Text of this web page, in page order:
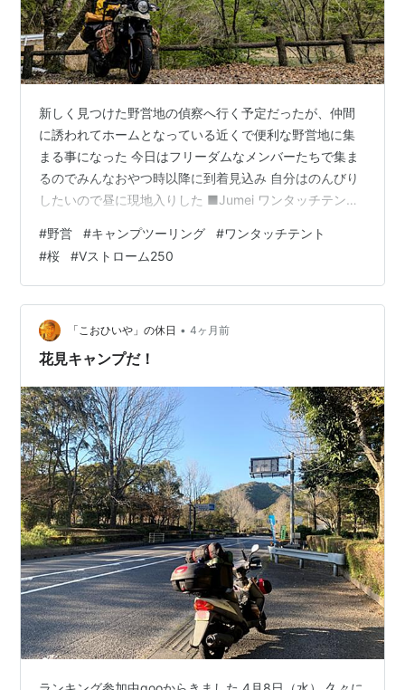
新しく見つけた野営地の偵察へ行く予定だったが、仲間
に誘われてホームとなっている近くで便利な野営地に集
まる事になった 今日はフリーダムなメンバーたちで集ま
るのでみんなおやつ時以降に到着見込み 自分はのんびり
したいので昼に現地入りした ■Jumei ワンタッチテント
パクトに荷物をまとめ、爽やかな色とデザインが気に入
って新しく入手したワンタッチテントを試し張り Jumei
ワンタッチテントの使用感 良い所・簡単に設営と収納可
能・屋根と四方はメッシュで通気性抜群・格子状の窓が
洒落ている ・黄色と白の配色が爽やかな印象・6千円弱
でお安い ちょとな所・…
#野営 #キャンプツーリング #ワンタッチテント
#桜 #Vストローム250
「こおひいや」の休日 • 4ヶ月前
花見キャンプだ！